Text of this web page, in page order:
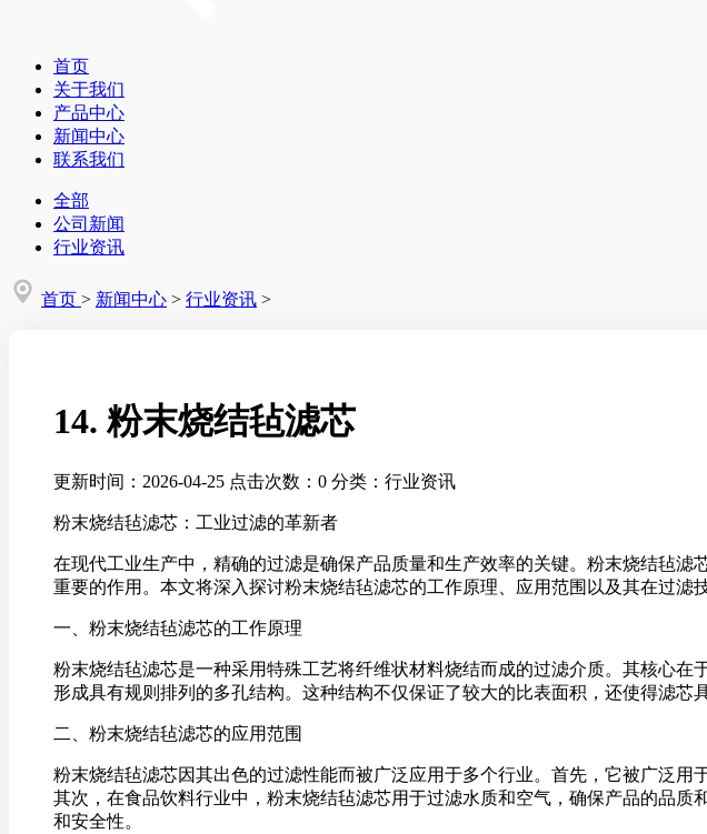
首页
关于我们
产品中心
新闻中心
联系我们
全部
公司新闻
行业资讯
首页 > 新闻中心 > 行业资讯 >
14. 粉末烧结毡滤芯
更新时间：2026-04-25 点击次数：0 分类：行业资讯
粉末烧结毡滤芯：工业过滤的革新者
在现代工业生产中，精确的过滤是确保产品质量和生产效率的关键。粉末烧结毡
重要的作用。本文将深入探讨粉末烧结毡滤芯的工作原理、应用范围以及其在过滤
一、粉末烧结毡滤芯的工作原理
粉末烧结毡滤芯是一种采用特殊工艺将纤维状材料烧结而成的过滤介质。其核心
形成具有规则排列的多孔结构。这种结构不仅保证了较大的比表面积，还使得滤芯
二、粉末烧结毡滤芯的应用范围
粉末烧结毡滤芯因其出色的过滤性能而被广泛应用于多个行业。首先，它被广泛
其次，在食品饮料行业中，粉末烧结毡滤芯用于过滤水质和空气，确保产品的品
和安全性。